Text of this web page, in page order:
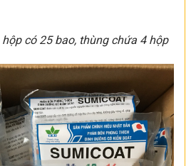
có 25 bao, thùng chứa 4 hộp